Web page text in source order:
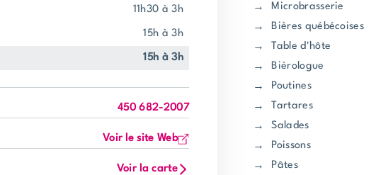
11h30 à 3h
15h à 3h
15h à 3h
450 682-2007
Voir le site Web
Voir la carte
Microbrasserie
Bières québécoises
Table d'hôte
Bièrologue
Poutines
Tartares
Salades
Poissons
Pâtes